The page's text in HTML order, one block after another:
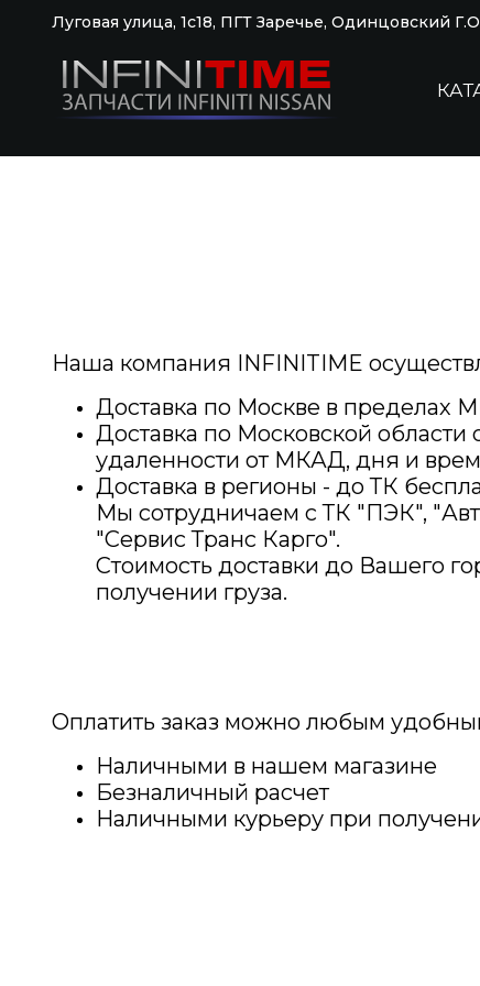
Луговая улица, 1с18, ПГТ Заречье, Одинцовский
Наша компания INFINITIME
Доставка по Москве в пределах
Доставка по Московской области
удаленности от МКАД, дня и
Доставка в регионы - до ТК
Мы сотрудничаем с ТК "ПЭК",
"Сервис Транс Карго".
Стоимость доставки до Вашего
получении груза.
Оплатить заказ можно любым
Наличными в нашем магазине
Безналичный расчет
Наличными курьеру при